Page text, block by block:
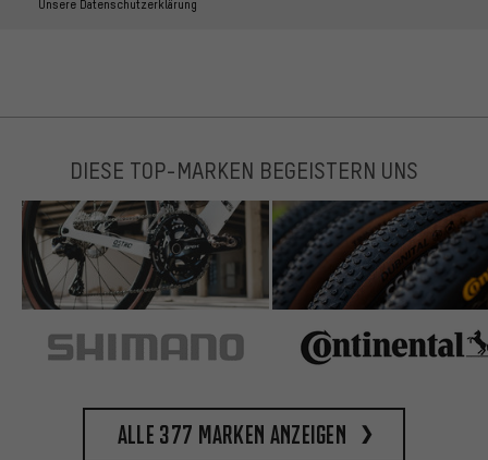
Unsere Datenschutzerklärung
DIESE TOP-MARKEN BEGEISTERN UNS
Alle 377 Marken anzeigen